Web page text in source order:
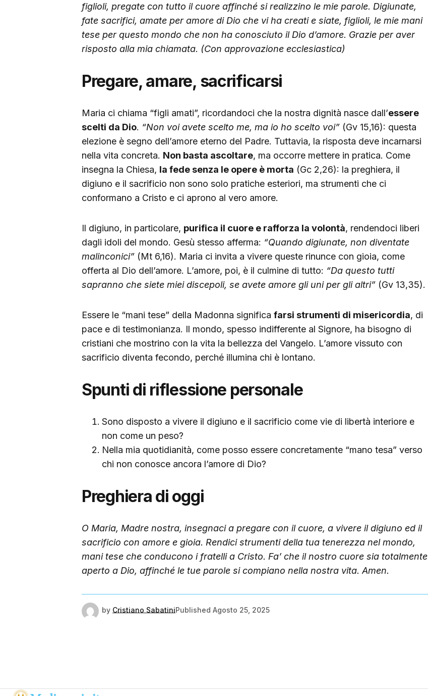
figlioli, pregate con tutto il cuore affinché si realizzino le mie parole. Digiunate,
fate sacrifici, amate per amore di Dio che vi ha creati e siate, figlioli, le mie mani
tese per questo mondo che non ha conosciuto il Dio d’amore. Grazie per aver
risposto alla mia chiamata. (Con approvazione ecclesiastica)
Pregare, amare, sacrificarsi
Maria ci chiama “figli amati”, ricordandoci che la nostra dignità nasce dall’essere
scelti da Dio. “Non voi avete scelto me, ma io ho scelto voi” (Gv 15,16): questa
elezione è segno dell’amore eterno del Padre. Tuttavia, la risposta deve incarnarsi
nella vita concreta. Non basta ascoltare, ma occorre mettere in pratica. Come
insegna la Chiesa, la fede senza le opere è morta (Gc 2,26): la preghiera, il
digiuno e il sacrificio non sono solo pratiche esteriori, ma strumenti che ci
conformano a Cristo e ci aprono al vero amore.
Il digiuno, in particolare, purifica il cuore e rafforza la volontà, rendendoci liberi
dagli idoli del mondo. Gesù stesso afferma: “Quando digiunate, non diventate
malinconici” (Mt 6,16). Maria ci invita a vivere queste rinunce con gioia, come
offerta al Dio dell’amore. L’amore, poi, è il culmine di tutto: “Da questo tutti
sapranno che siete miei discepoli, se avete amore gli uni per gli altri” (Gv 13,35).
Essere le “mani tese” della Madonna significa farsi strumenti di misericordia, di
pace e di testimonianza. Il mondo, spesso indifferente al Signore, ha bisogno di
cristiani che mostrino con la vita la bellezza del Vangelo. L’amore vissuto con
sacrificio diventa fecondo, perché illumina chi è lontano.
Spunti di riflessione personale
Sono disposto a vivere il digiuno e il sacrificio come vie di libertà interiore e
non come un peso?
Nella mia quotidianità, come posso essere concretamente “mano tesa” verso
chi non conosce ancora l’amore di Dio?
Preghiera di oggi
O Maria, Madre nostra, insegnaci a pregare con il cuore, a vivere il digiuno ed il
sacrificio con amore e gioia. Rendici strumenti della tua tenerezza nel mondo,
mani tese che conducono i fratelli a Cristo. Fa’ che il nostro cuore sia totalmente
aperto a Dio, affinché le tue parole si compiano nella nostra vita. Amen.
by Cristiano SabatiniPublished Agosto 25, 2025